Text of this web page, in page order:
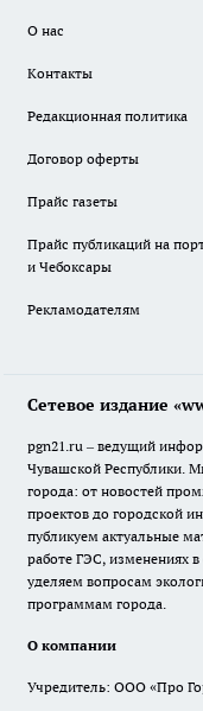
О нас
Контакты
Редакционная политика
Договор оферты
Прайс газеты
Прайс публикаций на
и Чебоксары
Рекламодателям
Сетевое издание
pgn21.ru – ведущий
Чувашской Республики.
города: от новостей
проектов до городской
публикуем актуальные
работе ГЭС, изменениях
уделяем вопросам
программам города.
О компании
Учредитель: ООО «Про